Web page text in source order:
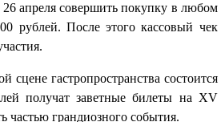
апреля совершить покупку в любом
рублей. После этого кассовый чек
гастропространства состоится
получат заветные билеты на XV
грандиозного события.